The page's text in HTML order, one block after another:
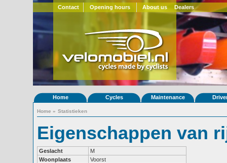
Contact Opening hours About us Dealers
Home Cycles Maintenance
Home » Statistieken
Eigenschappen van
Geslacht
M
Woonplaats
Voorst